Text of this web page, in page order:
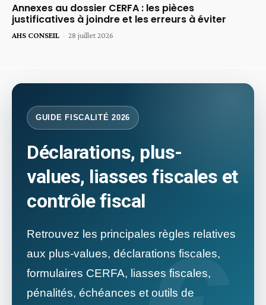
Annexes au dossier CERFA : les pièces
justificatives à joindre et les erreurs à éviter
AHS CONSEIL - 28 juillet 2026
GUIDE FISCALITÉ 2026
Déclarations, plus-
values, liasses fiscales et
contrôle fiscal
Retrouvez les principales règles relatives
aux plus-values, déclarations fiscales,
formulaires CERFA, liasses fiscales,
pénalités, échéances et outils de